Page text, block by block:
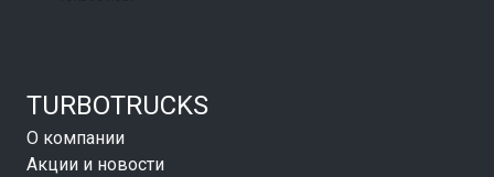
TURBOTRUCKS
О компании
Акции и новости